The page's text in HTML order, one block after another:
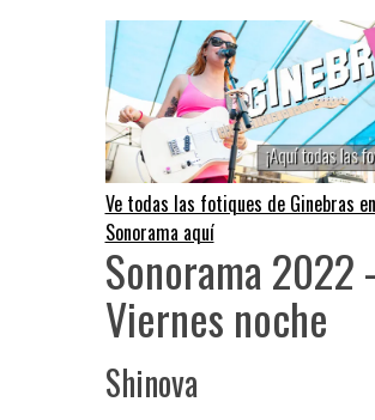
Ve todas las fotiques de Ginebras en
Sonorama aquí
Sonorama 2022
Viernes noche
Shinova